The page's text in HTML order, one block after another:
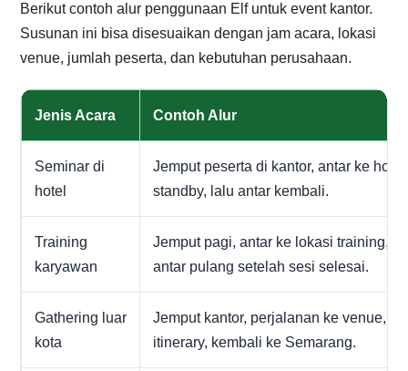
Berikut contoh alur penggunaan Elf untuk event kantor.
Susunan ini bisa disesuaikan dengan jam acara, lokasi
venue, jumlah peserta, dan kebutuhan perusahaan.
Jenis Acara Contoh Alur
Seminar di
hotel
Jemput peserta di kantor, antar ke
standby, lalu antar kembali.
Training
karyawan
Jemput pagi, antar ke lokasi training,
antar pulang setelah sesi selesai.
Gathering luar
kota
Jemput kantor, perjalanan ke venue,
itinerary, kembali ke Semarang.